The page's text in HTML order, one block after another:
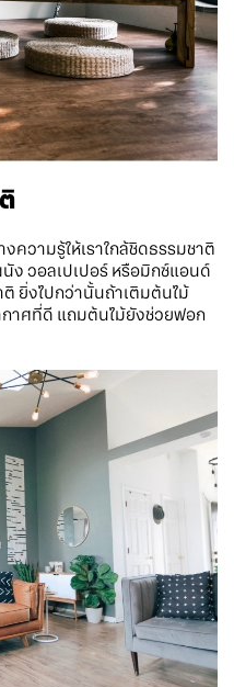
ความรู้ให้เราใกล้ชิดธรรมชาติ
ง วอลเปเปอร์ หรือมิกซ์แอนด์
ยิ่งไปกว่านั้นถ้าเติมต้นไม้
กาศที่ดี แถมต้นไม้ยังช่วยฟอก